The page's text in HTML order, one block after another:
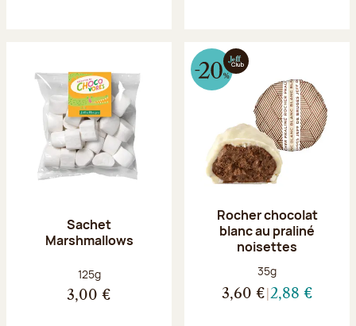
Sachet
Marshmallows
Poids net :
125g
3,00 €
Rocher chocolat
blanc au praliné
noisettes
Poids net :
35g
3,60 € 2,88 €